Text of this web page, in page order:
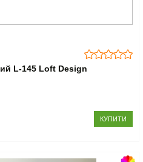
L-145 Loft Design
КУПИТИ